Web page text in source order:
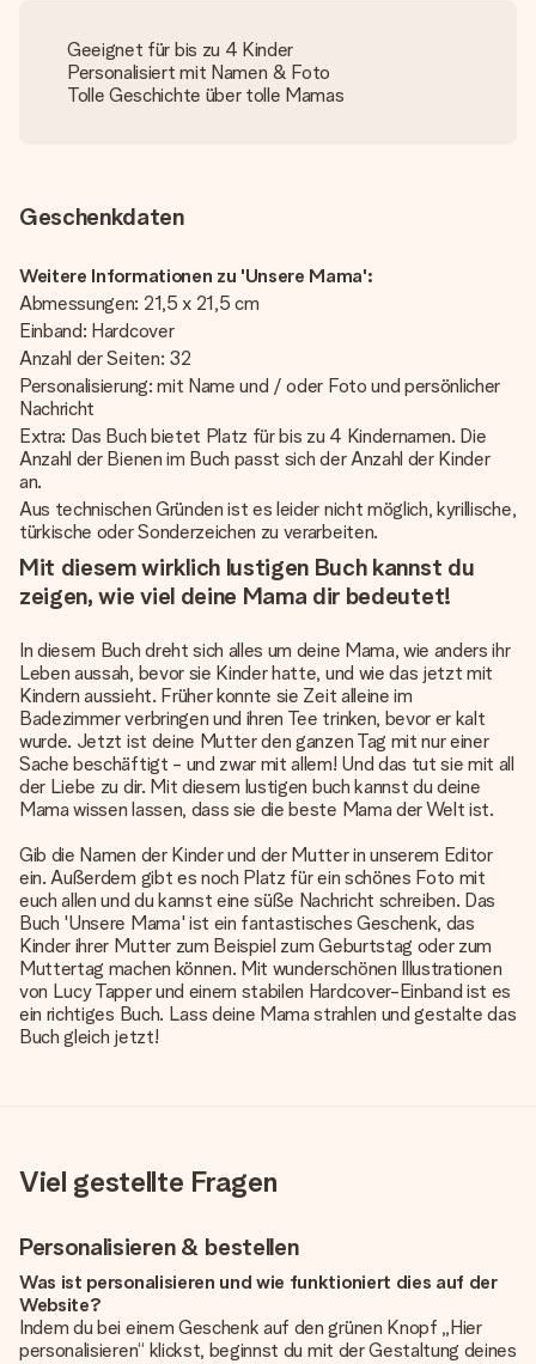
Geeignet für bis zu 4 Kinder
Personalisiert mit Namen & Foto
Tolle Geschichte über tolle Mamas
Geschenkdaten
Weitere Informationen zu 'Unsere Mama':
Abmessungen: 21,5 x 21,5 cm
Einband: Hardcover
Anzahl der Seiten: 32
Personalisierung: mit Name und / oder Foto und persönlicher
Nachricht
Extra: Das Buch bietet Platz für bis zu 4 Kindernamen. Die
Anzahl der Bienen im Buch passt sich der Anzahl der Kinder
an.
Aus technischen Gründen ist es leider nicht möglich, kyrillische,
türkische oder Sonderzeichen zu verarbeiten.
Mit diesem wirklich lustigen Buch kannst du
zeigen, wie viel deine Mama dir bedeutet!
In diesem Buch dreht sich alles um deine Mama, wie anders ihr
Leben aussah, bevor sie Kinder hatte, und wie das jetzt mit
Kindern aussieht. Früher konnte sie Zeit alleine im
Badezimmer verbringen und ihren Tee trinken, bevor er kalt
wurde. Jetzt ist deine Mutter den ganzen Tag mit nur einer
Sache beschäftigt - und zwar mit allem! Und das tut sie mit all
der Liebe zu dir. Mit diesem lustigen buch kannst du deine
Mama wissen lassen, dass sie die beste Mama der Welt ist.
Gib die Namen der Kinder und der Mutter in unserem Editor
ein. Außerdem gibt es noch Platz für ein schönes Foto mit
euch allen und du kannst eine süße Nachricht schreiben. Das
Buch 'Unsere Mama' ist ein fantastisches Geschenk, das
Kinder ihrer Mutter zum Beispiel zum Geburtstag oder zum
Muttertag machen können. Mit wunderschönen Illustrationen
von Lucy Tapper und einem stabilen Hardcover-Einband ist es
ein richtiges Buch. Lass deine Mama strahlen und gestalte das
Buch gleich jetzt!
Viel gestellte Fragen
Personalisieren & bestellen
Was ist personalisieren und wie funktioniert dies auf der
Website?
Indem du bei einem Geschenk auf den grünen Knopf „Hier
personalisieren“ klickst, beginnst du mit der Gestaltung deines